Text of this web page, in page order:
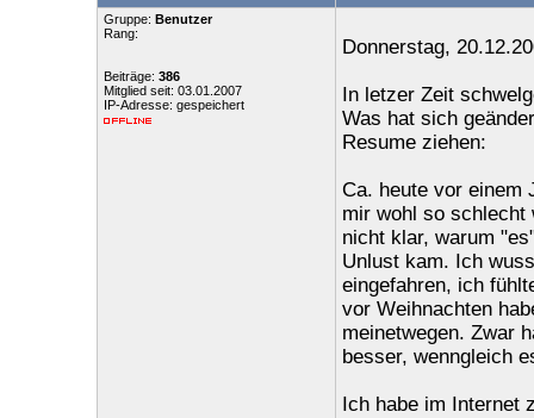
Gruppe: Benutzer
Rang:
Beiträge: 386
Mitglied seit: 03.01.2007
IP-Adresse: gespeichert
Donnerstag,
In letzer Zeit
Was hat sich
Resume ziehen:
Ca. heute vor einem
mir wohl so schlecht
nicht klar, warum
Unlust kam. Ich
eingefahren, ich
vor Weihnachten
meinetwegen. Zwar
besser, wenngleich
Ich habe im Internet